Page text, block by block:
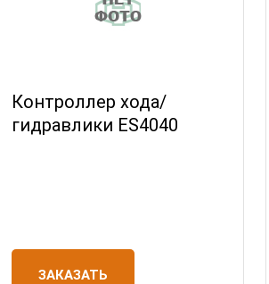
Контроллер хода/
гидравлики ES4040
ЗАКАЗАТЬ